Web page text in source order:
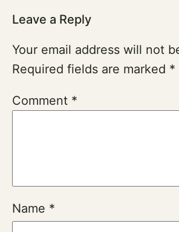
Leave a Reply
Your email address will not
Required fields are marked *
Comment *
Name *